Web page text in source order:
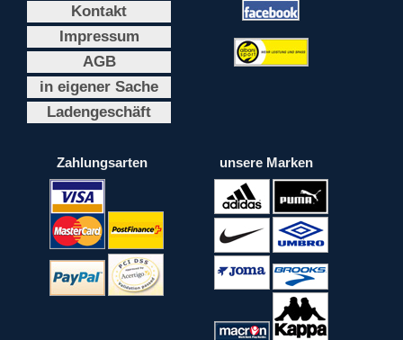
Kontakt
Impressum
AGB
in eigener Sache
Ladengeschäft
Zahlungsarten unsere Marken